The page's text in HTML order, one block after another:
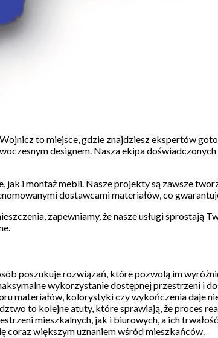
to miejsce, gdzie znajdziesz ekspertów
designem. Nasza ekipa
i montaż mebli. Nasze projekty są zawsze
dostawcami materiałów, co
zapewniamy, że nasze usługi sprostają
poszukuje rozwiązań, które pozwolą im
wykorzystanie dostępnej przestrzeni i
materiałów, kolorystyki czy wykończenia daje
to kolejne atuty, które sprawiają, że proces
mieszkalnych, jak i biurowych, a ich
coraz większym uznaniem wśród mieszkańców.